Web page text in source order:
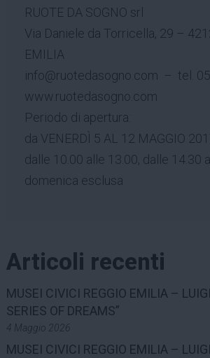
RUOTE DA SOGNO srl
Via Daniele da Torricella, 29 –
EMILIA
info@ruotedasogno.com – tel.
www.ruotedasogno.com
Periodo di apertura:
da VENERDÌ 5 AL 12 MAGGIO
dalle 10.00 alle 13.00, dalle 14.30
domenica esclusa
Articoli recenti
MUSEI CIVICI REGGIO EMILIA –
SERIES OF DREAMS”
4 Maggio 2026
MUSEI CIVICI REGGIO EMILIA –